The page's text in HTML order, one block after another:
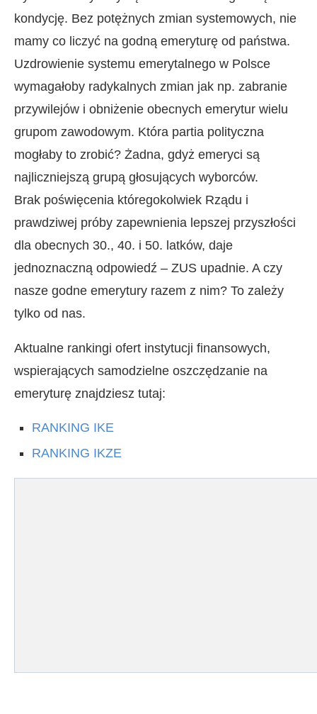
kondycję. Bez potężnych zmian systemowych, nie
mamy co liczyć na godną emeryturę od państwa.
Uzdrowienie systemu emerytalnego w Polsce
wymagałoby radykalnych zmian jak np. zabranie
przywilejów i obniżenie obecnych emerytur wielu
grupom zawodowym. Która partia polityczna
mogłaby to zrobić? Żadna, gdyż emeryci są
najliczniejszą grupą głosujących wyborców.
Brak poświęcenia któregokolwiek Rządu i
prawdziwej próby zapewnienia lepszej przyszłości
dla obecnych 30., 40. i 50. latków, daje
jednoznaczną odpowiedź – ZUS upadnie. A czy
nasze godne emerytury razem z nim? To zależy
tylko od nas.
Aktualne rankingi ofert instytucji finansowych,
wspierających samodzielne oszczędzanie na
emeryturę znajdziesz tutaj:
RANKING IKE
RANKING IKZE